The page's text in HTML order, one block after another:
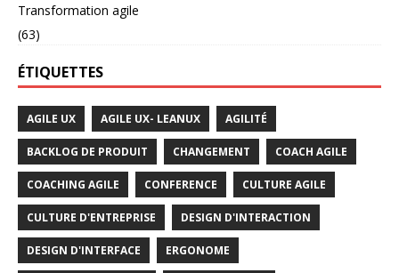
Transformation agile
(63)
ÉTIQUETTES
AGILE UX AGILE UX- LEANUX AGILITÉ
BACKLOG DE PRODUIT CHANGEMENT COACH AGILE
COACHING AGILE CONFERENCE CULTURE AGILE
CULTURE D'ENTREPRISE DESIGN D'INTERACTION
DESIGN D'INTERFACE ERGONOME